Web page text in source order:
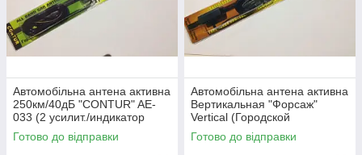
Автомобільна антена активна
250км/40дБ "CONTUR" AE-
033 (2 усилит./индикатор
бортовой сети)
Готово до відправки
Автомобільна антена активна
Вертикальная "Форсаж"
Vertical (Городской
помехозащищенный
режим+Усил.36dв)
Готово до відправки